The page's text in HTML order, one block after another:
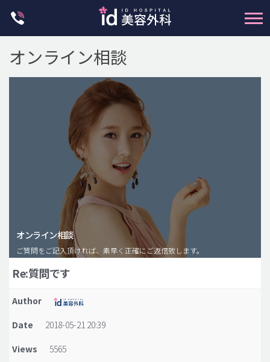
脂肪注入(アンチエイジング)
豊胸手術・バストアップ
プチ整形
idリアルストーリー
idニュース
オンライン相談
オンライン相談
ご質問をご記入頂ければ、素早く正確にご返信致します。
Re:質問です
Author
Date
2018-05-21 20:39
Views
5565